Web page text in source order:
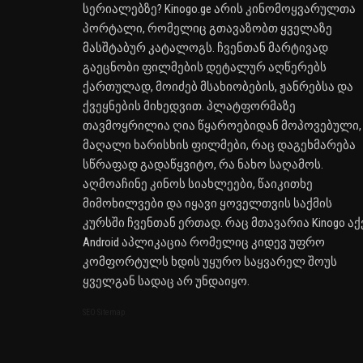
სერიალებზე? Kinogo.ge არის კინომოყვარულთა
პორტალი, რომელიც გთავაზობთ ყველაზე
მასშტაბურ კატალოგს. ჩვენთან მარტივად
გაეცნობი ფილმების დეტალურ აღწერებს
ქართულად, მოიძებ მსახიობების, ჟანრებსა და
ქვეყნების მიხედვით. პლატფორმაზე
თავმოყრილია ღია წყაროებიდან მოპოვებული,
მაღალი ხარისხის ფილმები, რაც დაგეხმარება
სწრაფად გადაწყვიტო, რა ნახო საღამოს.
აღმოაჩინე კინოს სიახლეები, წაიკითხე
მიმოხილვები და იყავი ყოველთვის საქმის
კურსში ჩვენთან ერთად. რაც მთავარია Kinogo
Android აპლიკაცია რომელიც კიდევ უფრო
კომფორტულს ხდის უყურო საყვარელ შოუს
ყველგან სადაც არ უნდაიყო.